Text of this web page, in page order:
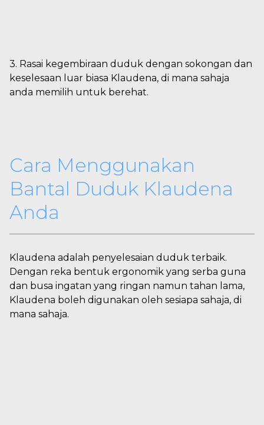
3. Rasai kegembiraan duduk dengan sokongan dan
keselesaan luar biasa Klaudena, di mana sahaja
anda memilih untuk berehat.
Cara Menggunakan
Bantal Duduk Klaudena
Anda
Klaudena adalah penyelesaian duduk terbaik.
Dengan reka bentuk ergonomik yang serba guna
dan busa ingatan yang ringan namun tahan lama,
Klaudena boleh digunakan oleh sesiapa sahaja, di
mana sahaja.